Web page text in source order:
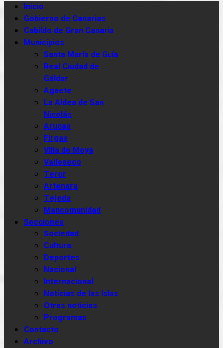
Inicio
Gobierno de Canarias
Cabildo de Gran Canaria
Municipios
Santa María de Guía
Real Ciudad de
Gáldar
Agaete
La Aldea de San
Nicolás
Arucas
Firgas
Villa de Moya
Valleseco
Teror
Artenara
Tejeda
Mancomunidad
Secciones
Sociedad
Cultura
Deportes
Nacional
Internacional
Noticias de las Islas
Otras noticias
Programas
Contacto
Archivo